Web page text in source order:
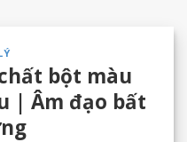
bột màu
| Âm đạo bất